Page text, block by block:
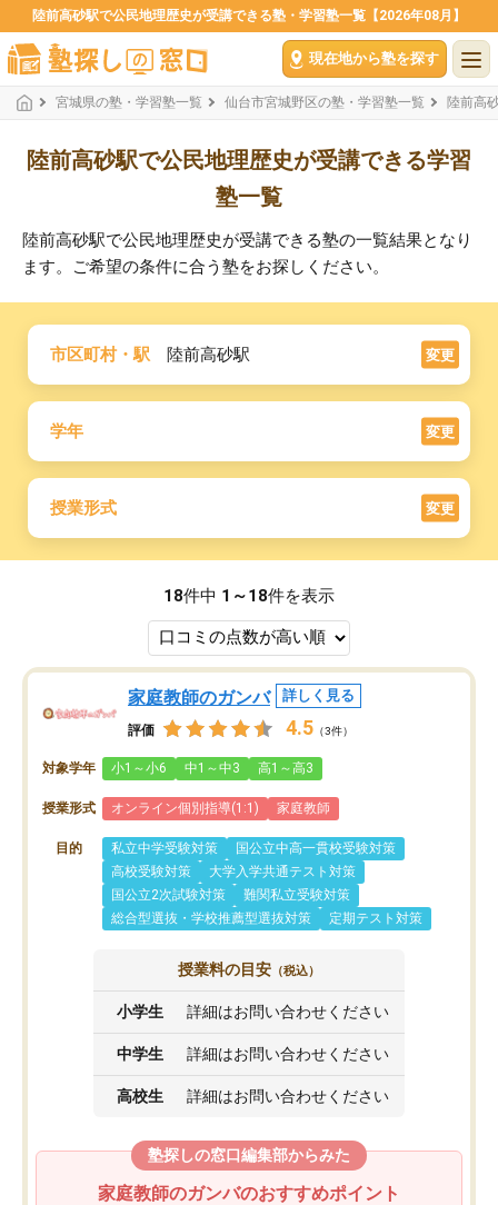
陸前高砂駅で公民地理歴史が受講できる塾・学習塾一覧【2026年08月】
現在地から塾を探す
宮城県の塾・学習塾一覧 仙台市宮城野区の塾・学習塾一覧 陸前高
陸前高砂駅で公民地理歴史が受講できる学習
塾一覧
陸前高砂駅で公民地理歴史が受講できる塾の一覧結果となり
ます。ご希望の条件に合う塾をお探しください。
市区町村・駅 陸前高砂駅 変更
学年 変更
授業形式 変更
18件中 1～18件を表示
家庭教師のガンバ 詳しく見る
評価 4.5 （3件）
対象学年 小1～小6 中1～中3 高1～高3
授業形式 オンライン個別指導(1:1) 家庭教師
目的 私立中学受験対策
国公立中高一貫校受験対策
高校受験対策
大学入学共通テスト対策
国公立2次試験対策
難関私立受験対策
総合型選抜・学校推薦型選抜対策
定期テスト対策
授業料の目安 （税込）
小学生 詳細はお問い合わせください
中学生 詳細はお問い合わせください
高校生 詳細はお問い合わせください
塾探しの窓口編集部からみた
家庭教師のガンバのおすすめポイント